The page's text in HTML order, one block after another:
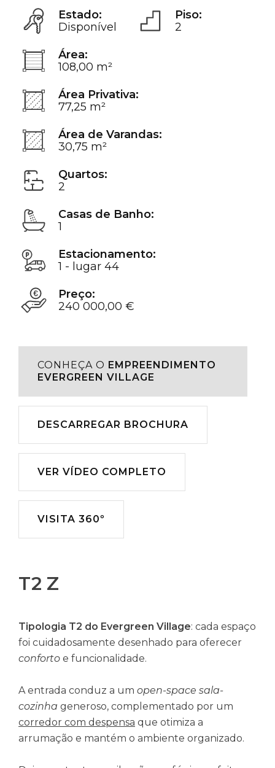
Estado:
Disponível
Piso:
2
Área:
108,00 m²
Área Privativa:
77,25 m²
Área de Varandas:
30,75 m²
Quartos:
2
Casas de Banho:
1
Estacionamento:
1 - lugar 44
Preço:
240 000,00 €
CONHEÇA O EMPREENDIMENTO
EVERGREEN VILLAGE
DESCARREGAR BROCHURA
Descarregar
VER VÍDEO COMPLETO
Reproduzir
VISITA 360º
T2 Z
Tipologia T2 do Evergreen Village: cada espaço
foi cuidadosamente desenhado para oferecer
conforto e funcionalidade.
A entrada conduz a um open-space sala-
cozinha generoso, complementado por um
corredor com despensa que otimiza a
arrumação e mantém o ambiente organizado.